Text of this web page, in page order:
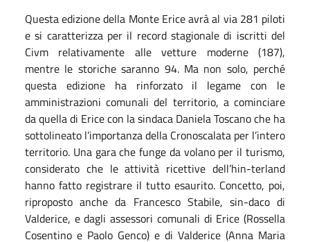
Questa edizione della Monte Erice avrà al via 281 piloti
e si caratterizza per il record stagionale di iscritti del
Civm relativamente alle vetture moderne (187),
mentre le storiche saranno 94. Ma non solo, perché
questa edizione ha rinforzato il legame con le
amministrazioni comunali del territorio, a cominciare
da quella di Erice con la sindaca Daniela Toscano che ha
sottolineato l’importanza della Cronoscalata per l’intero
territorio. Una gara che funge da volano per il turismo,
considerato che le attività ricettive dell’hin-terland
hanno fatto registrare il tutto esaurito. Concetto, poi,
riproposto anche da Francesco Stabile, sin-daco di
Valderice, e dagli assessori comunali di Erice (Rossella
Cosentino e Paolo Genco) e di Valderice (Anna Maria